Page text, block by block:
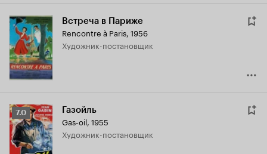
Встреча в Париже
Rencontre à Paris, 1956
Художник-постановщик
Рейтинг
Кинопоиска
7.0
7.0 Газойль
Gas-oil, 1955
Художник-постановщик